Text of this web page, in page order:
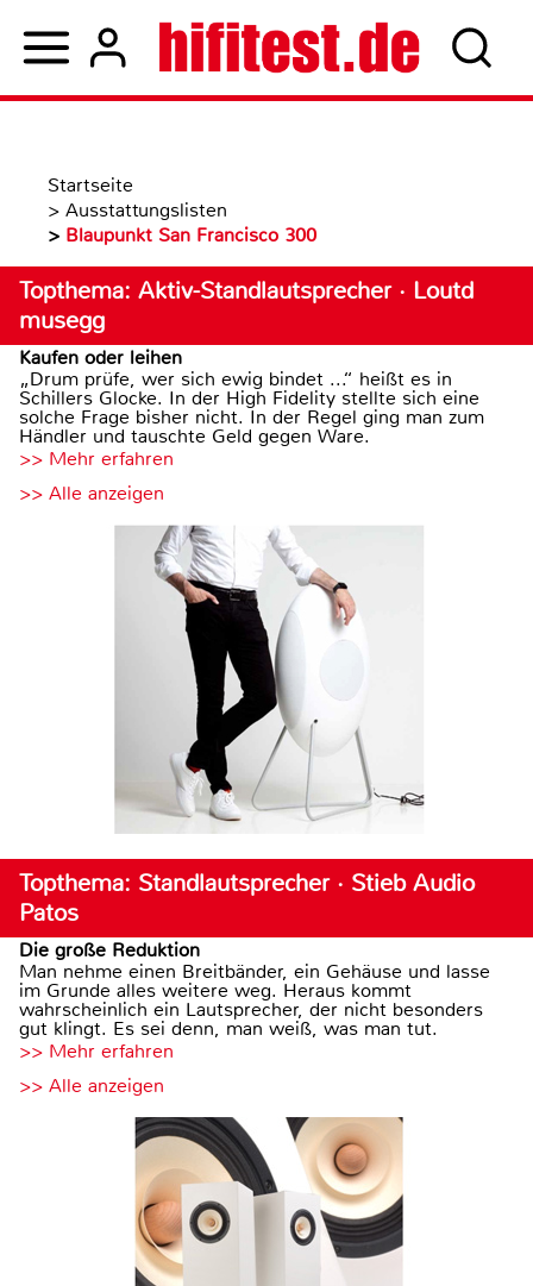
Startseite
> Ausstattungslisten
> Blaupunkt San Francisco 300
Topthema: Aktiv-Standlautsprecher · Loutd
musegg
Kaufen oder leihen
„Drum prüfe, wer sich ewig bindet ...“ heißt es in
Schillers Glocke. In der High Fidelity stellte sich eine
solche Frage bisher nicht. In der Regel ging man zum
Händler und tauschte Geld gegen Ware.
>> Mehr erfahren
>> Alle anzeigen
Topthema: Standlautsprecher · Stieb Audio
Patos
Die große Reduktion
Man nehme einen Breitbänder, ein Gehäuse und lasse
im Grunde alles weitere weg. Heraus kommt
wahrscheinlich ein Lautsprecher, der nicht besonders
gut klingt. Es sei denn, man weiß, was man tut.
>> Mehr erfahren
>> Alle anzeigen